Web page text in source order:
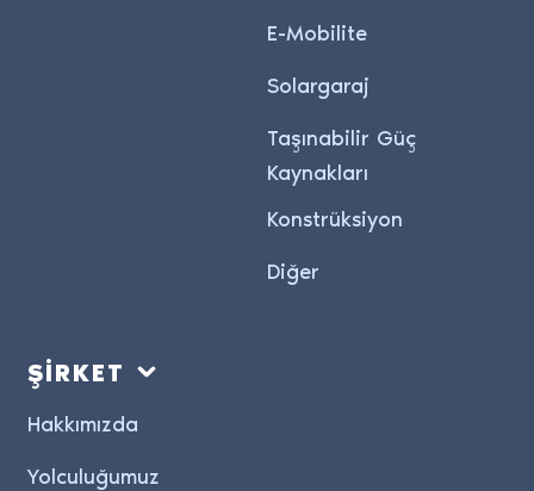
E-Mobilite
Solargaraj
Taşınabilir Güç
Kaynakları
Konstrüksiyon
Diğer
ŞİRKET
Hakkımızda
Yolculuğumuz